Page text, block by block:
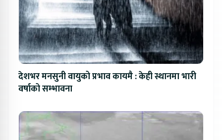
देशभर मनसुनी वायुको प्रभाव कायमै : केही स्थानमा भारी
वर्षाको सम्भावना